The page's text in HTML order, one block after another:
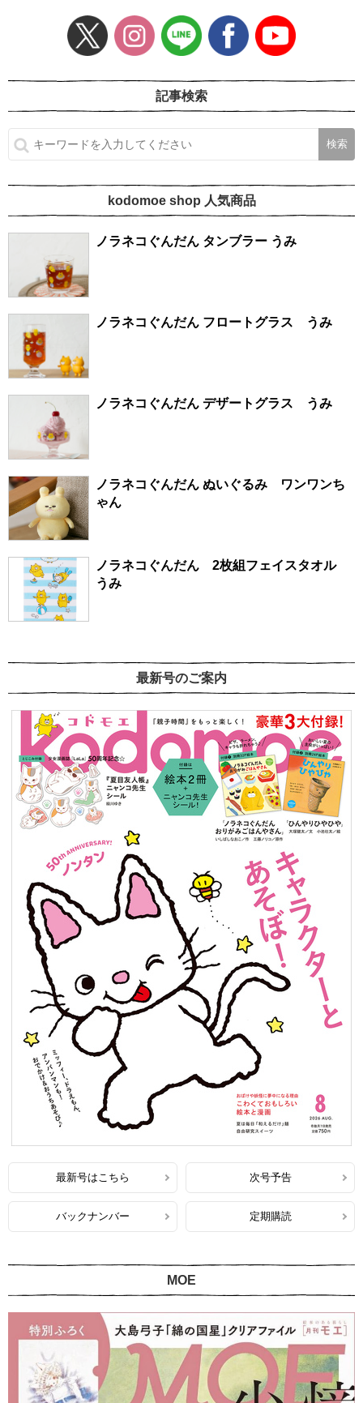
記事検索
kodomoe shop 人気商品
ノラネコぐんだん タンブラー うみ
ノラネコぐんだん フロートグラス うみ
ノラネコぐんだん デザートグラス うみ
ノラネコぐんだん ぬいぐるみ ワンワンち
ゃん
ノラネコぐんだん 2枚組フェイスタオル
うみ
最新号のご案内
最新号はこちら 次号予告
バックナンバー 定期購読
MOE